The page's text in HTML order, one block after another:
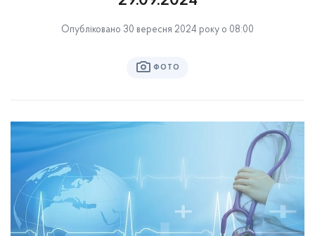
Опубліковано 30 вересня 2024 року о 08:00
ФОТО